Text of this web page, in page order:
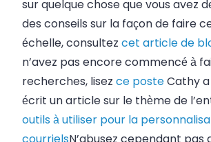
sur quelque chose que vous avez
des conseils sur la façon de faire
échelle, consultez cet article de
n’avez pas encore commencé à
recherches, lisez ce posteCathy
écrit un article sur le thème de
outils à utiliser pour la